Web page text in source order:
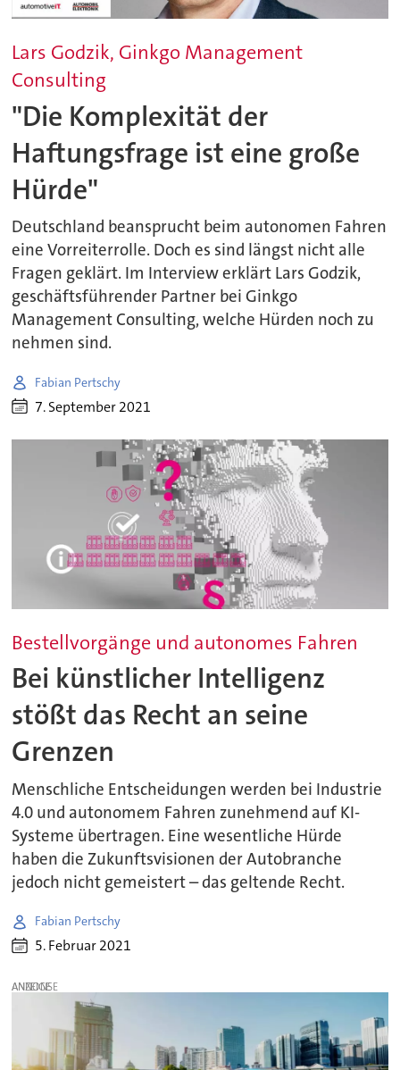
Lars Godzik, Ginkgo Management
Consulting
"Die Komplexität der
Haftungsfrage ist eine große
Hürde"
Deutschland beansprucht beim autonomen Fahren
eine Vorreiterrolle. Doch es sind längst nicht alle
Fragen geklärt. Im Interview erklärt Lars Godzik,
geschäftsführender Partner bei Ginkgo
Management Consulting, welche Hürden noch zu
nehmen sind.
Fabian Pertschy
7. September 2021
Bestellvorgänge und autonomes Fahren
Bei künstlicher Intelligenz
stößt das Recht an seine
Grenzen
Menschliche Entscheidungen werden bei Industrie
4.0 und autonomem Fahren zunehmend auf KI-
Systeme übertragen. Eine wesentliche Hürde
haben die Zukunftsvisionen der Autobranche
jedoch nicht gemeistert – das geltende Recht.
Fabian Pertschy
5. Februar 2021
ANZEIGE